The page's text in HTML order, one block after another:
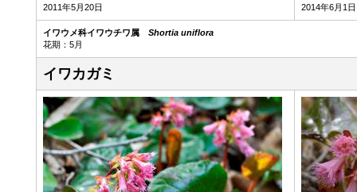
2011年5月20日 2014年6月1日
イワウメ科イワウチワ属 Shortia uniflora
花期：5月
イワカガミ